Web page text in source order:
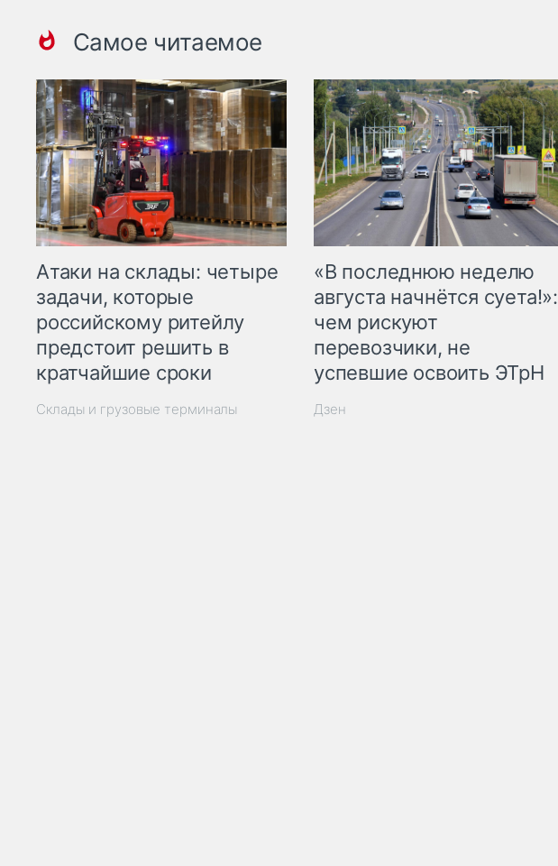
Самое читаемое
Атаки на склады: четыре
задачи, которые
российскому ритейлу
предстоит решить в
кратчайшие сроки
Склады и грузовые терминалы
«В последнюю неделю
августа начнётся суета!»:
чем рискуют
перевозчики, не
успевшие освоить ЭТрН
Дзен